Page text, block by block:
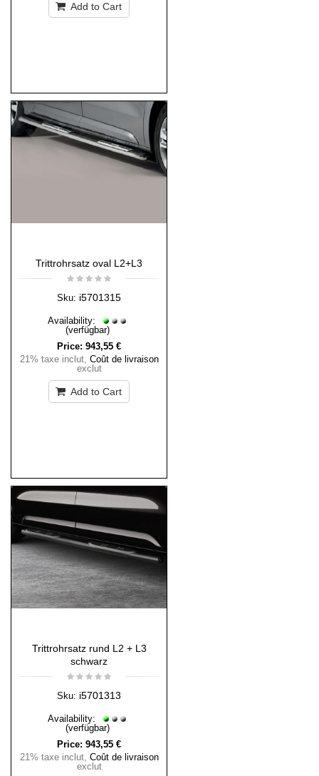
Add to Cart
Trittrohrsatz oval L2+L3
Sku: i5701315
Availability:
(verfügbar)
Price: 943,55 €
21% taxe inclut, Coût de livraison
exclut
Add to Cart
Trittrohrsatz rund L2 + L3
schwarz
Sku: i5701313
Availability:
(verfügbar)
Price: 943,55 €
21% taxe inclut, Coût de livraison
exclut